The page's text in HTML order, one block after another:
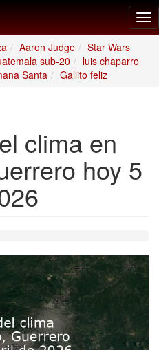
Aaron Judge
Star Wars
sub-20
luis chaparro
Santa Gallito feliz
clima en
hoy 5